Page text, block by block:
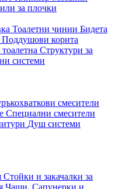
за плочки
Тоалетни чинии Бидета
Поддушови корита
Структури за
системи
смесители
Специални смесители
Душ системи
Стойки и закачалки за
Чаши, Сапунерки и